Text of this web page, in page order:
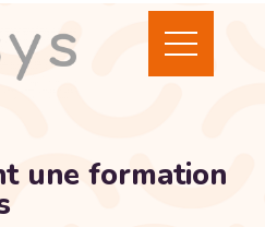
une formation